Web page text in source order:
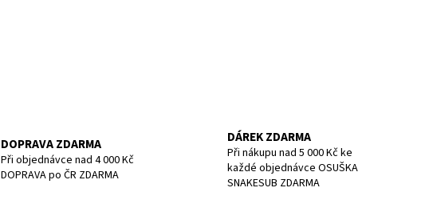
DOPRAVA ZDARMA
Při objednávce nad 4 000 Kč
DOPRAVA po ČR ZDARMA
DÁREK ZDARMA
Při nákupu nad 5 000 Kč ke
každé objednávce OSUŠKA
SNAKESUB ZDARMA